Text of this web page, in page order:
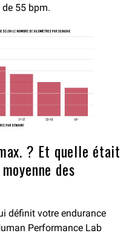
55 bpm.
? Et quelle était
des
définit votre endurance
Performance Lab